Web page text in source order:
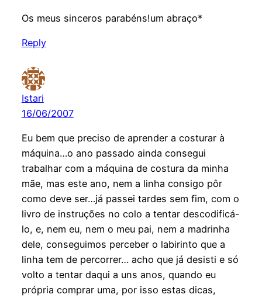
Os meus sinceros parabéns!um abraço*
Reply
Istari
16/06/2007
Eu bem que preciso de aprender a costurar à
máquina…o ano passado ainda consegui
trabalhar com a máquina de costura da minha
mãe, mas este ano, nem a linha consigo pôr
como deve ser…já passei tardes sem fim, com o
livro de instruções no colo a tentar descodificá-
lo, e, nem eu, nem o meu pai, nem a madrinha
dele, conseguimos perceber o labirinto que a
linha tem de percorrer… acho que já desisti e só
volto a tentar daqui a uns anos, quando eu
própria comprar uma, por isso estas dicas,